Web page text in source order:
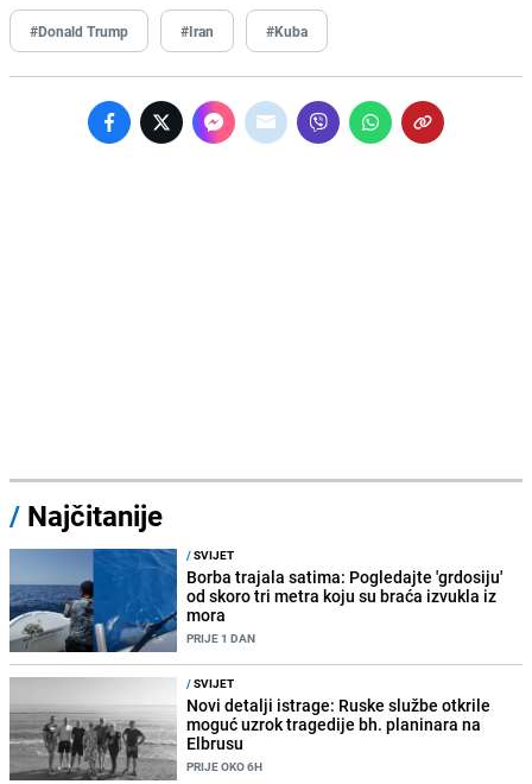
#Donald Trump #Iran #Kuba
/ Najčitanije
/SVIJET
Borba trajala satima: Pogledajte 'grdosiju'
od skoro tri metra koju su braća izvukla iz
mora
PRIJE 1 DAN
/SVIJET
Novi detalji istrage: Ruske službe otkrile
moguć uzrok tragedije bh. planinara na
Elbrusu
PRIJE OKO 6H